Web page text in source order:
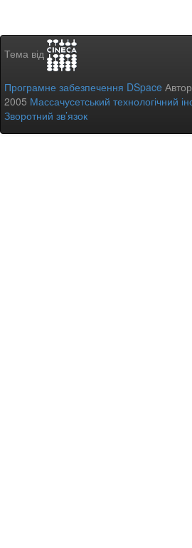
Тема від
Програмне забезпечення DSpace
2005 Массачусетський технологічний
Зворотний зв’язок